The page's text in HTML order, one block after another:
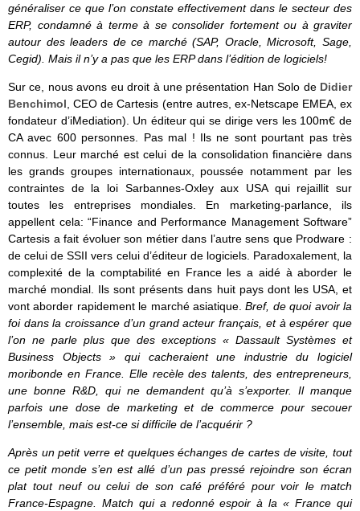
généraliser ce que l’on constate effectivement dans le secteur des
ERP, condamné à terme à se consolider fortement ou à graviter
autour des leaders de ce marché (SAP, Oracle, Microsoft, Sage,
Cegid). Mais il n’y a pas que les ERP dans l’édition de logiciels!
Sur ce, nous avons eu droit à une présentation Han Solo de Didier
Benchimol , CEO de Cartesis (entre autres, ex-Netscape EMEA, ex
fondateur d’iMediation). Un éditeur qui se dirige vers les 100m€ de
CA avec 600 personnes. Pas mal ! Ils ne sont pourtant pas très
connus. Leur marché est celui de la consolidation financière dans
les grands groupes internationaux, poussée notamment par les
contraintes de la loi Sarbannes-Oxley aux USA qui rejaillit sur
toutes les entreprises mondiales. En marketing-parlance, ils
appellent cela: “Finance and Performance Management Software”
Cartesis a fait évoluer son métier dans l’autre sens que Prodware :
de celui de SSII vers celui d’éditeur de logiciels. Paradoxalement, la
complexité de la comptabilité en France les a aidé à aborder le
marché mondial. Ils sont présents dans huit pays dont les USA, et
vont aborder rapidement le marché asiatique.Bref, de quoi avoir la
foi dans la croissance d’un grand acteur français, et à espérer que
l’on ne parle plus que des exceptions « Dassault Systèmes et
Business Objects » qui cacheraient une industrie du logiciel
moribonde en France. Elle recèle des talents, des entrepreneurs,
une bonne R&D, qui ne demandent qu’à s’exporter. Il manque
parfois une dose de marketing et de commerce pour secouer
l’ensemble, mais est-ce si difficile de l’acquérir ?
Après un petit verre et quelques échanges de cartes de visite, tout
ce petit monde s’en est allé d’un pas pressé rejoindre son écran
plat tout neuf ou celui de son café préféré pour voir le match
France-Espagne. Match qui a redonné espoir à la « France qui